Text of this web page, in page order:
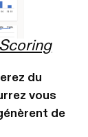
du
vous
de